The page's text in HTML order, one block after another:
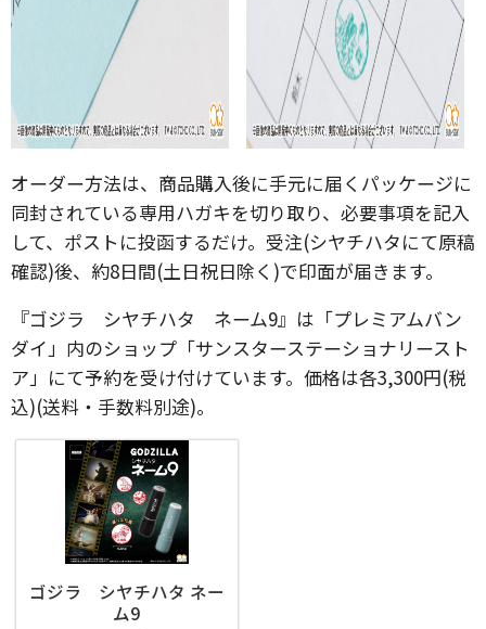
オーダー方法は、商品購入後に手元に届くパッケージに
同封されている専用ハガキを切り取り、必要事項を記入
して、ポストに投函するだけ。受注(シヤチハタにて原稿
確認)後、約8日間(土日祝日除く)で印面が届きます。
『ゴジラ シヤチハタ ネーム9』は「プレミアムバン
ダイ」内のショップ「サンスターステーショナリースト
ア」にて予約を受け付けています。価格は各3,300円(税
込)(送料・手数料別途)。
ゴジラ シヤチハタ ネー
ム9